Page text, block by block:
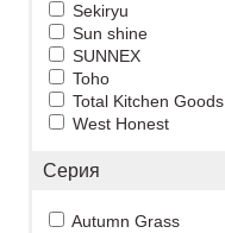
Sekiryu
Sun shine
SUNNEX
Toho
Total Kitchen Goods
West Honest
Серия
Autumn Grass